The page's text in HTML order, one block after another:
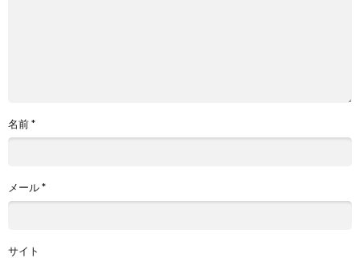
名前*
メール*
サイト